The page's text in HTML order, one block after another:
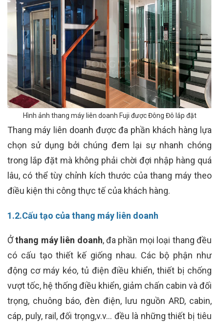
Hình ảnh thang máy liên doanh Fuji được Đông Đô lắp đặt
Thang máy liên doanh được đa phần khách hàng lựa
chọn sử dụng bởi chúng đem lại sự nhanh chóng
trong lắp đặt mà không phải chời đợi nhập hàng quá
lâu, có thể tùy chỉnh kích thước của thang máy theo
điều kiện thi công thực tế của khách hàng.
1.2.Cấu tạo của thang máy liên doanh
Ởthang máy liên doanh, đa phần mọi loại thang đều
có cấu tạo thiết kế giống nhau. Các bộ phận như
động cơ máy kéo, tủ điện điều khiển, thiết bị chống
vượt tốc, hệ thống điều khiển, giảm chấn cabin và đối
trọng, chuông báo, đèn điện, lưu nguồn ARD, cabin,
cáp, puly, rail, đối trọng,v.v… đều là những thiết bị tiêu